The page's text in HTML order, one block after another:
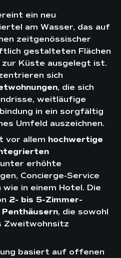
ein neu
am Wasser, das auf
zeitgenössischer
gestalteten Flächen
Küste ausgelegt ist.
sich
, die sich
weitläufige
in ein sorgfältig
Umfeld auszeichnen.
vor allem hochwertige
erhöhte
Concierge-Service
in einem Hotel. Die
2- bis 5-Zimmer-
Penthäusern, die sowohl
Zweitwohnsitz
basiert auf offenen